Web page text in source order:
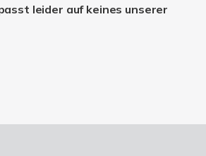
leider auf keines unserer